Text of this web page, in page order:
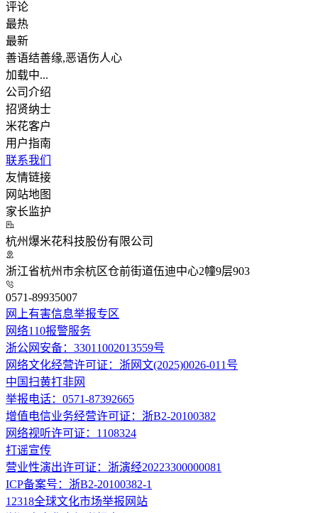
评论
最热
最新
善语结善缘,恶语伤人心
加载中...
公司介绍
招贤纳士
米花客户
用户指南
联系我们
友情链接
网站地图
家长监护
杭州爆米花科技股份有限公司
浙江省杭州市余杭区仓前街道伍迪中心2幢9层903
0571-89935007
网上有害信息举报专区
网络110报警服务
浙公网安备：33011002013559号
网络文化经营许可证：浙网文(2025)0026-011号
中国扫黄打非网
举报电话：0571-87392665
增值电信业务经营许可证：浙B2-20100382
网络视听许可证：1108324
打谣宣传
营业性演出许可证：浙演经20223300000081
ICP备案号：浙B2-20100382-1
12318全球文化市场举报网站